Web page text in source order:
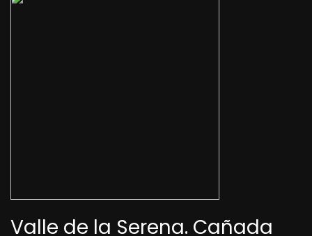
Valle de la Serena. Cañada